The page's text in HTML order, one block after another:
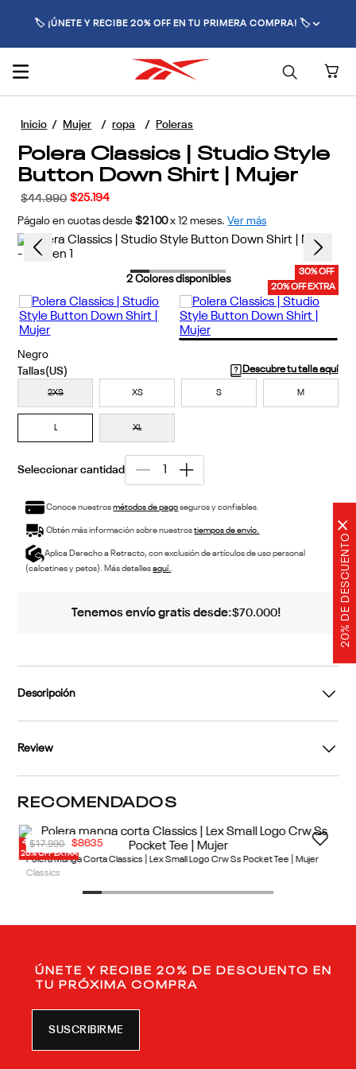
20% DE DESCUENTO
×
🚚 ENVÍO GRATIS POR COMPRAS SUPERIORES A $70.000 🚚
Mujer ropa Poleras
Polera Classics | Studio Style
Button Down Shirt | Mujer
$44.990 $25.194
Págalo en cuotas desde $2100 x 12 meses. Ver más
30% OFF
20% OFF EXTRA
2Colores disponibles
Negro
Descubre tu talla aquí
2XS XS S M
L XL
Conoce nuestrosmétodos de pagoseguros y confiables.
Obtén más información sobre nuestrostiempos de envío.
Aplica Derecho a Retracto, con exclusión de artículos de uso personal
(calcetines y petos). Más detallesaquí..
Tenemos envío gratis desde:$70.000!
Descripción
Cuidados
Detalles
Review
20% OFF EXTRA